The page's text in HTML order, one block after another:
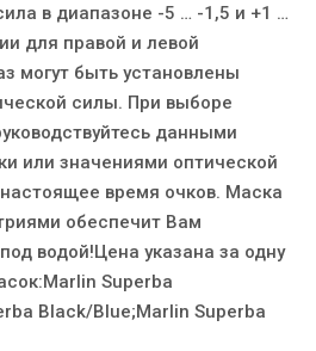
в диапазоне -5 … -1,5 и +1 …
для правой и левой
могут быть установлены
силы. При выборе
данными
или значениями оптической
время очков. Маска
обеспечит Вам
водой!Цена указана за одну
Superba
Black/Blue;Marlin Superba